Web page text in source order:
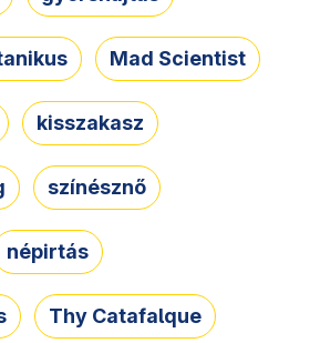
Mad Scientist
kisszakasz
színésznő
népirtás
Thy Catafalque